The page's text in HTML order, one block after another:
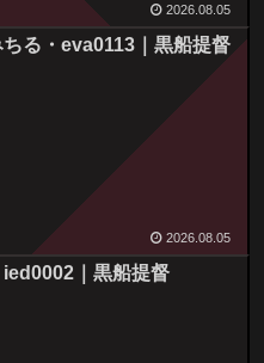
2026.08.05
ちる・eva0113｜黒船提督
2026.08.05
ied0002｜黒船提督